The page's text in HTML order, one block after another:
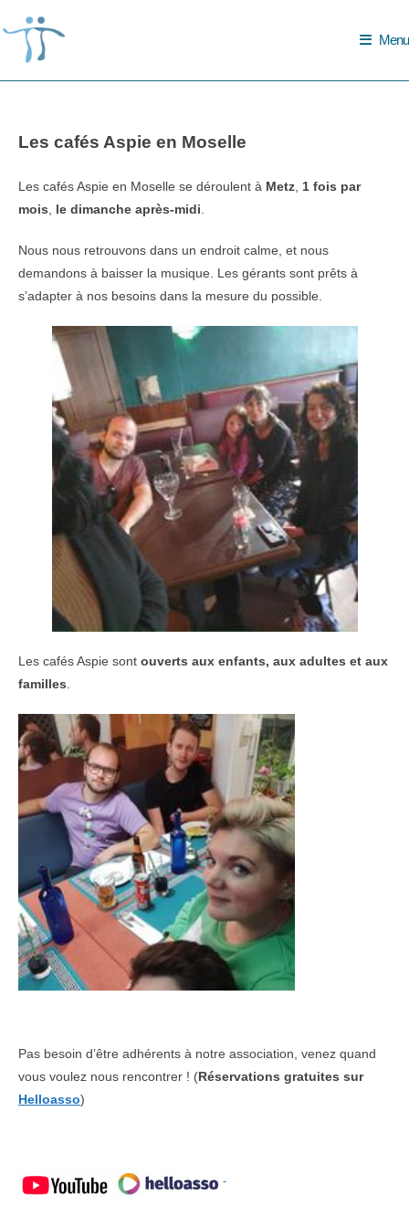
to
content
Menu
Les cafés Aspie en Moselle
Les cafés Aspie en Moselle se déroulent à Metz 1 fois par
mois
le dimanche après-midi
Nous nous retrouvons dans un endroit calme, et nous
demandons à baisser la musique. Les gérants sont prêts à
s’adapter à nos besoins dans la mesure du possible.
Les cafés Aspie sont ouverts aux enfants, aux adultes et aux
familles
Pas besoin d’être adhérents à notre association, venez quand
vous voulez nous rencontrer ! (Réservations gratuites sur
Helloasso)
-